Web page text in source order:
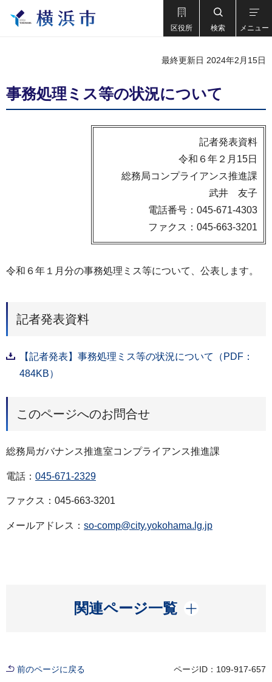
区役所 検索 メニュー
最終更新日 2024年2月15日
事務処理ミス等の状況について
記者発表資料
令和６年２月15日
総務局コンプライアンス推進課
武井 友子
電話番号：045-671-4303
ファクス：045-663-3201
令和６年１月分の事務処理ミス等について、公表します。
記者発表資料
【記者発表】事務処理ミス等の状況について（PDF：
484KB）
このページへのお問合せ
総務局ガバナンス推進室コンプライアンス推進課
電話： 045-671-2329
ファクス：045-663-3201
メールアドレス： so-comp@city.yokohama.lg.jp
関連ページ一覧
開く
前のページに戻る ページID：109-917-657